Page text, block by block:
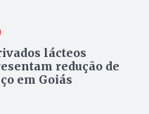
lácteos
redução de
em Goiás